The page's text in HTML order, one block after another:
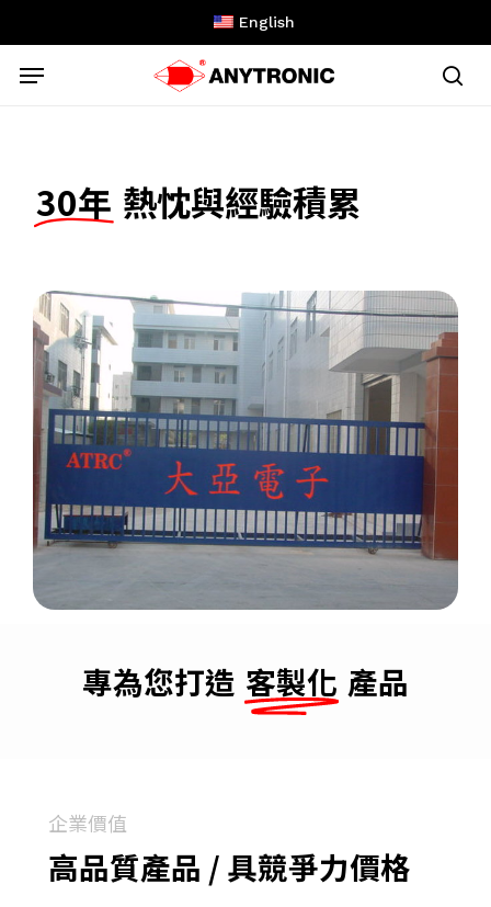
to
main
English
Menu
30年 熱忱與經驗積累
專為您打造 客製化 產品
企業價值
高品質產品 / 具競爭力價格